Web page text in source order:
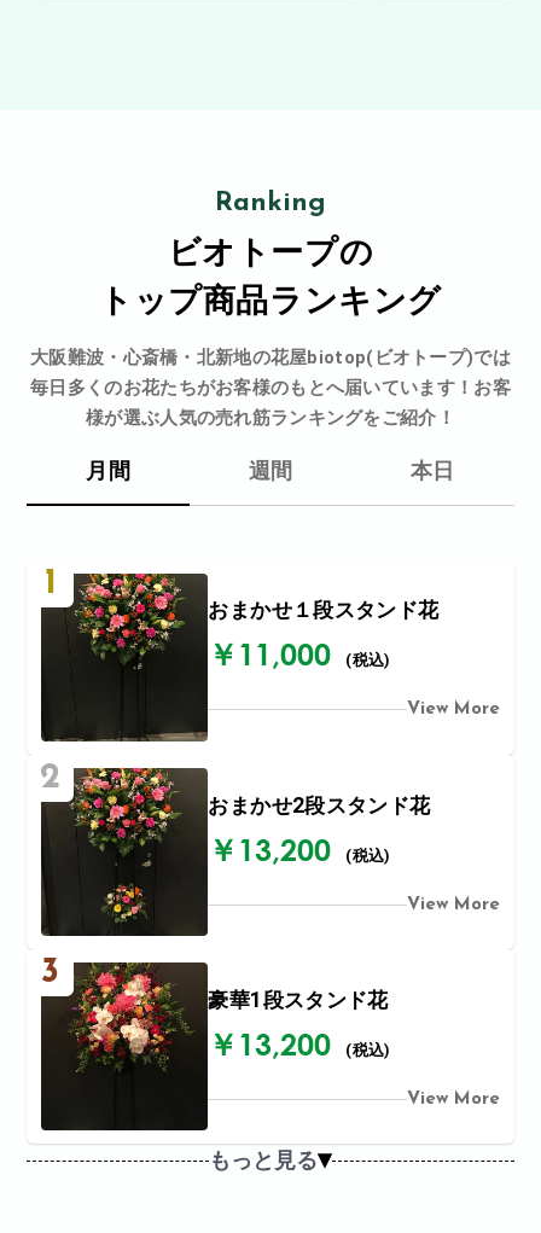
Ranking
ビオトープの
トップ商品ランキング
大阪難波・心斎橋・北新地の花屋biotop(ビオトープ)では
毎日多くのお花たちがお客様のもとへ届いています！お客
様が選ぶ人気の売れ筋ランキングをご紹介！
月間 週間 本日
1
おまかせ１段スタンド花
￥11,000 (税込)
View More
2
おまかせ2段スタンド花
￥13,200 (税込)
View More
3
豪華1段スタンド花
￥13,200 (税込)
View More
もっと見る